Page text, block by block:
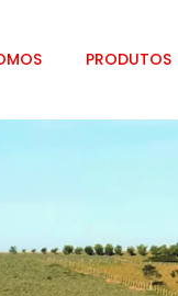
PRODUTOS